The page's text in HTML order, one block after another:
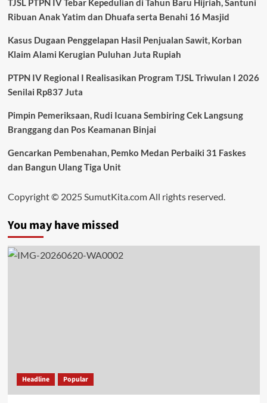
TJSL PTPN IV Tebar Kepedulian di Tahun Baru Hijriah, Santuni
Ribuan Anak Yatim dan Dhuafa serta Benahi 16 Masjid
Kasus Dugaan Penggelapan Hasil Penjualan Sawit, Korban
Klaim Alami Kerugian Puluhan Juta Rupiah
PTPN IV Regional I Realisasikan Program TJSL Triwulan I 2026
Senilai Rp837 Juta
Pimpin Pemeriksaan, Rudi Icuana Sembiring Cek Langsung
Branggang dan Pos Keamanan Binjai
Gencarkan Pembenahan, Pemko Medan Perbaiki 31 Faskes
dan Bangun Ulang Tiga Unit
Copyright © 2025 SumutKita.com All rights reserved.
You may have missed
Headline Popular